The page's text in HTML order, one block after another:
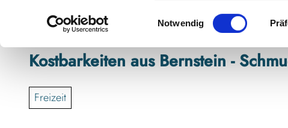
i
w
Notwendig
Kostbarkeiten aus Bernstein -
Freizeit